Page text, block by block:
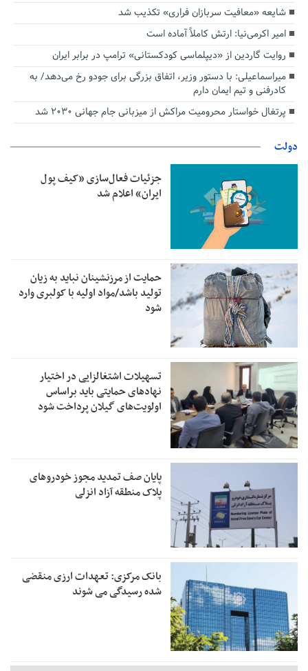
شایعه «معافیت سربازان فراری» تکذیب شد
امیر اکرمی‌نیا: ارتش کاملاً آماده است
روایت گاردین از «دیپلماسی کودکستانی» ترامپ در برابر ایران
میراسماعیلی: با دستور وزیر، اتفاق بزرگی برای جودو رخ می‌دهد/ به
کادرفنی و تیم ایمان دارم
پرتغال خواستار محرومیت مراکش از میزبانی جام جهانی ۲۰۳۰ شد
دولت
جزئیات فعال‌سازی «کیف پول
ایران» اعلام شد
حمایت از مرزنشینان نباید به زیان
تولید باشد/مواد اولیه با کولبری وارد
شود
تسهیلات اشتغالزایی در اختیار
نهادهای حمایتی باید براساس
اولویت‌های گیلان پرداخت شود
پایان صف تمدید مجوز خودروهای
پلاک منطقه آزاد انزلی
بانک مرکزی: تعهدات ارزی منقضی
شده رسیدگی می شوند